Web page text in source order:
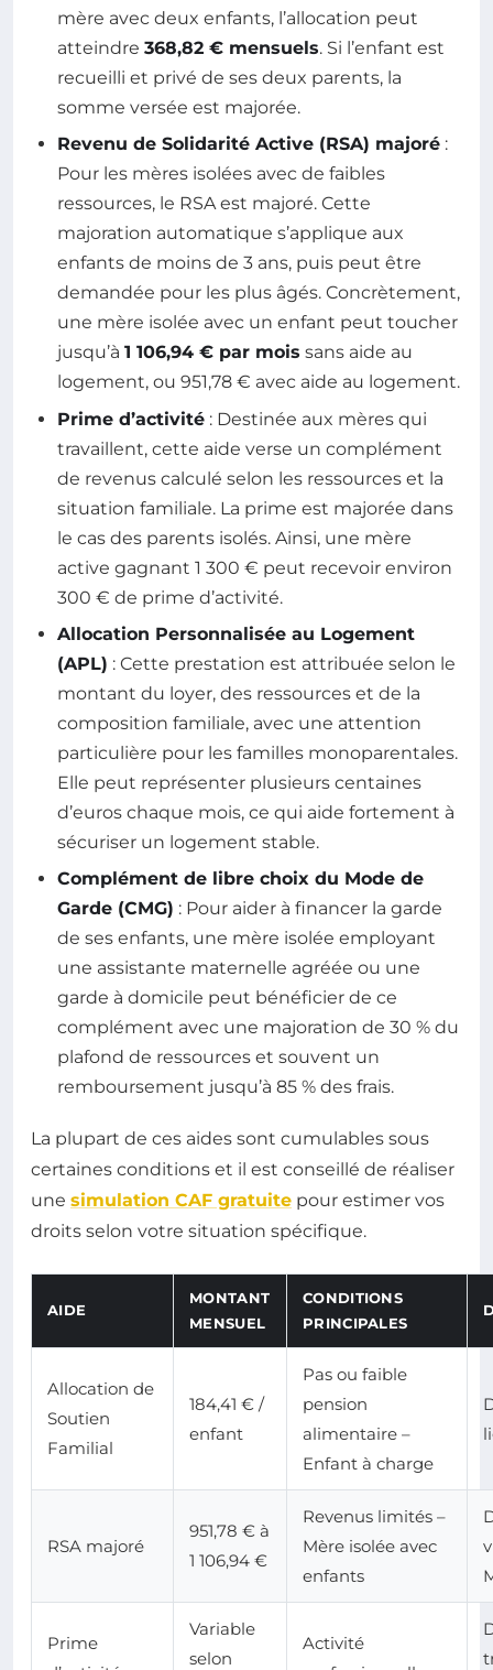
mère avec deux enfants, l’allocation peut
atteindre 368,82 € mensuels. Si l’enfant est
recueilli et privé de ses deux parents, la
somme versée est majorée.
Revenu de Solidarité Active (RSA) majoré :
Pour les mères isolées avec de faibles
ressources, le RSA est majoré. Cette
majoration automatique s’applique aux
enfants de moins de 3 ans, puis peut être
demandée pour les plus âgés. Concrètement,
une mère isolée avec un enfant peut toucher
jusqu’à 1 106,94 € par mois sans aide au
logement, ou 951,78 € avec aide au logement.
Prime d’activité : Destinée aux mères qui
travaillent, cette aide verse un complément
de revenus calculé selon les ressources et la
situation familiale. La prime est majorée dans
le cas des parents isolés. Ainsi, une mère
active gagnant 1 300 € peut recevoir environ
300 € de prime d’activité.
Allocation Personnalisée au Logement
(APL) : Cette prestation est attribuée selon le
montant du loyer, des ressources et de la
composition familiale, avec une attention
particulière pour les familles monoparentales.
Elle peut représenter plusieurs centaines
d’euros chaque mois, ce qui aide fortement à
sécuriser un logement stable.
Complément de libre choix du Mode de
Garde (CMG) : Pour aider à financer la garde
de ses enfants, une mère isolée employant
une assistante maternelle agréée ou une
garde à domicile peut bénéficier de ce
complément avec une majoration de 30 % du
plafond de ressources et souvent un
remboursement jusqu’à 85 % des frais.
La plupart de ces aides sont cumulables sous
certaines conditions et il est conseillé de réaliser
une simulation CAF gratuite pour estimer vos
droits selon votre situation spécifique.
AIDE
MONTANT
MENSUEL
CONDITIONS
PRINCIPALES
Allocation de
Soutien
Familial
184,41 € /
enfant
Pas ou faible
pension
alimentaire –
Enfant à charge
RSA majoré
951,78 € à
1 106,94 €
Revenus limités –
Mère isolée avec
enfants
Prime
Variable
selon
Activité